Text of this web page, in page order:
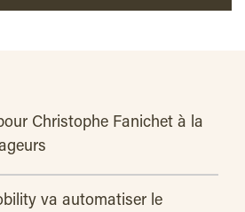
Christophe Fanichet à la
va automatiser le